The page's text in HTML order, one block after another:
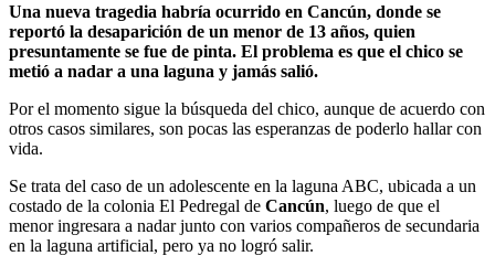
Una nueva tragedia habría ocurrido en Cancún, donde se
reportó la desaparición de un menor de 13 años, quien
presuntamente se fue de pinta. El problema es que el chico se
metió a nadar a una laguna y jamás salió.
Por el momento sigue la búsqueda del chico, aunque de acuerdo con
otros casos similares, son pocas las esperanzas de poderlo hallar con
vida.
Se trata del caso de un adolescente en la laguna ABC, ubicada a un
costado de la colonia El Pedregal de Cancún, luego de que el
menor ingresara a nadar junto con varios compañeros de secundaria
en la laguna artificial, pero ya no logró salir.